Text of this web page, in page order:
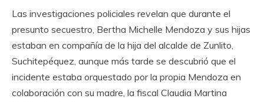
Las investigaciones policiales revelan que durante el
presunto secuestro, Bertha Michelle Mendoza y sus hijas
estaban en compañía de la hija del alcalde de Zunlito,
Suchitepéquez, aunque más tarde se descubrió que el
incidente estaba orquestado por la propia Mendoza en
colaboración con su madre, la fiscal Claudia Martina